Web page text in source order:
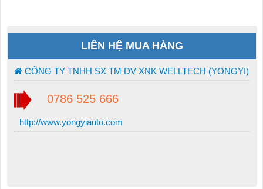
LIÊN HỆ MUA HÀNG
CÔNG TY TNHH SX TM DV XNK WELLTECH (YONGYI)
0786 525 666
http://www.yongyiauto.com